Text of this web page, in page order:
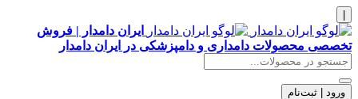
ایران دامدار | فروش
تخصصی محصولات دامداری و دامپزشکی در ایران دامدار
ورود | ثبت‌نام